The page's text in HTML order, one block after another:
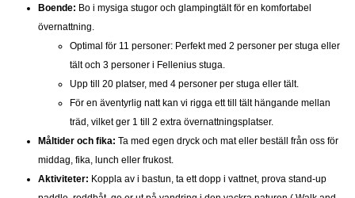
Boende: Bo i mysiga stugor och glampingtält för en komfortabel
övernattning.
Optimal för 11 personer: Perfekt med 2 personer per stuga eller
tält och 3 personer i Fellenius stuga.
Upp till 20 platser, med 4 personer per stuga eller tält.
För en äventyrlig natt kan vi rigga ett till tält hängande mellan
träd, vilket ger 1 till 2 extra övernattningsplatser.
Måltider och fika: Ta med egen dryck och mat eller beställ från oss för
middag, fika, lunch eller frukost.
Aktiviteter: Koppla av i bastun, ta ett dopp i vattnet, prova stand-up